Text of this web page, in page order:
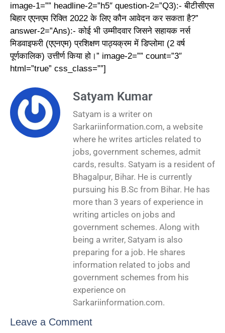
image-1=”” headline-2=”h5″ question-2=”Q3):- बीटीसीएस
बिहार एएनएम रिक्ति 2022 के लिए कौन आवेदन कर सकता है?”
answer-2=”Ans):- कोई भी उम्मीदवार जिसने सहायक नर्स
मिडवाइफरी (एएनएम) प्रशिक्षण पाठ्यक्रम में डिप्लोमा (2 वर्ष
पूर्णकालिक) उत्तीर्ण किया हो।” image-2=”” count=”3″
html=”true” css_class=””]
Satyam Kumar
Satyam is a writer on
Sarkariinformation.com, a website
where he writes articles related to
jobs, government schemes, admit
cards, results. Satyam is a resident of
Bhagalpur, Bihar. He is currently
pursuing his B.Sc from Bihar. He has
more than 3 years of experience in
writing articles on jobs and
government schemes. Along with
being a writer, Satyam is also
preparing for a job. He shares
information related to jobs and
government schemes from his
experience on
Sarkariinformation.com.
Leave a Comment